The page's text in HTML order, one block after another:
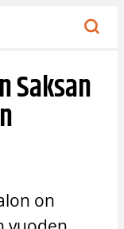
Saksan
on